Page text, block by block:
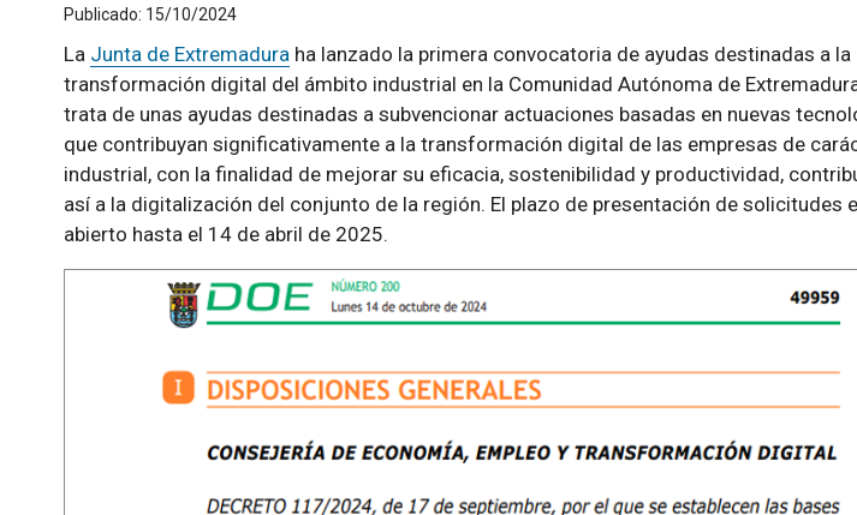
Publicado: 15/10/2024
La Junta de Extremaduraha lanzado la primera convocatoria de ayudas destinadas a la
transformación digital del ámbito industrial en la Comunidad Autónoma de
trata de unas ayudas destinadas a subvencionar actuaciones basadas en nuevas
que contribuyan significativamente a la transformación digital de las empresas de
industrial, con la finalidad de mejorar su eficacia, sostenibilidad y productividad,
así a la digitalización del conjunto de la región. El plazo de presentación de solicitudes
abierto hasta el 14 de abril de 2025.